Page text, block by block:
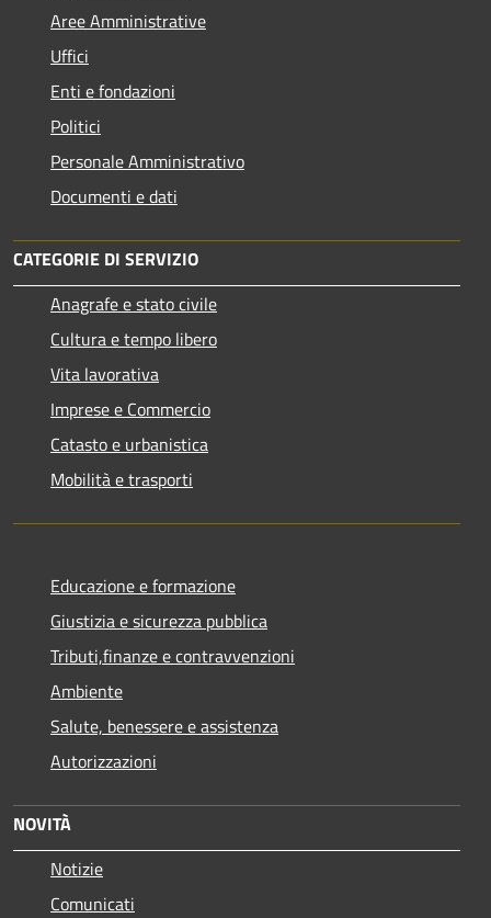
Aree Amministrative
Uffici
Enti e fondazioni
Politici
Personale Amministrativo
Documenti e dati
CATEGORIE DI SERVIZIO
Anagrafe e stato civile
Cultura e tempo libero
Vita lavorativa
Imprese e Commercio
Catasto e urbanistica
Mobilità e trasporti
Educazione e formazione
Giustizia e sicurezza pubblica
Tributi,finanze e contravvenzioni
Ambiente
Salute, benessere e assistenza
Autorizzazioni
NOVITÀ
Notizie
Comunicati